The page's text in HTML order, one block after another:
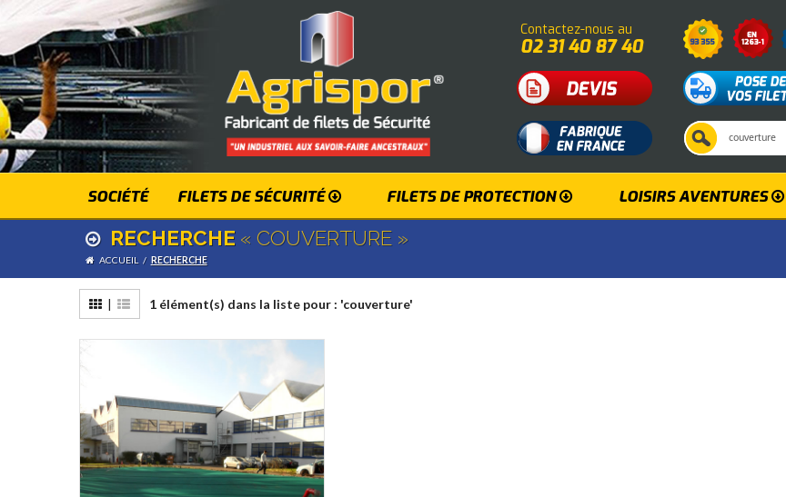
Contactez-nous au
02 31 40 87 40
SOCIÉTÉ FILETS DE SÉCURITÉ FILETS DE PROTECTION LOISIRS AVENTURES
RECHERCHE « COUVERTURE »
ACCUEIL / RECHERCHE
| 1 élément(s) dans la liste pour : 'couverture'